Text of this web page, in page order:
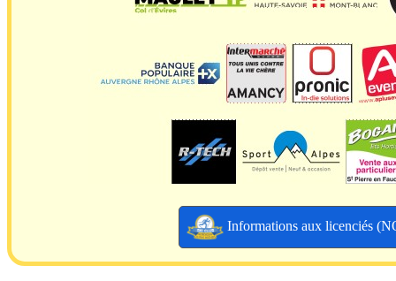
Informations aux licenciés